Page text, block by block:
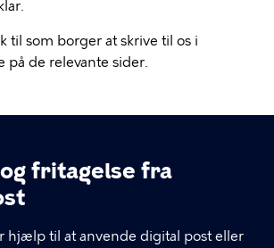
til som borger at skrive til os i
på de relevante sider.
fritagelse fra
hjælp til at anvende digital post eller